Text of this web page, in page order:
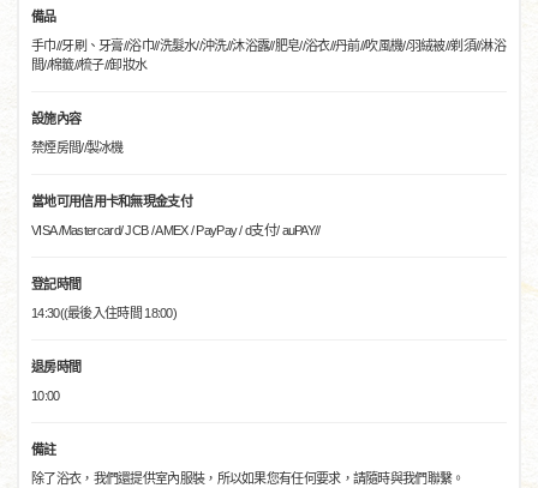
備品
手巾//牙刷、牙膏//浴巾//洗髮水//沖洗//沐浴露//肥皂//浴衣//丹前//吹風機//羽絨被//剃須//淋浴
間//棉籤//梳子//卸妝水
設施內容
禁煙房間//製冰機
當地可用信用卡和無現金支付
VISA /Mastercard/ JCB / AMEX / PayPay / d支付/ auPAY//
登記時間
14:30((最後入住時間 18:00)
退房時間
10:00
備註
除了浴衣，我們還提供室內服裝，所以如果您有任何要求，請隨時與我們聯繫。